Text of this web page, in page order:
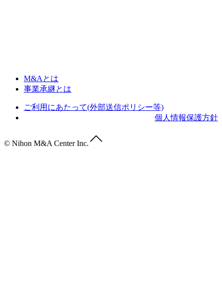
M&Aとは
事業承継とは
ご利用にあたって(外部送信ポリシー等)
個人情報保護方針
© Nihon M&A Center Inc.